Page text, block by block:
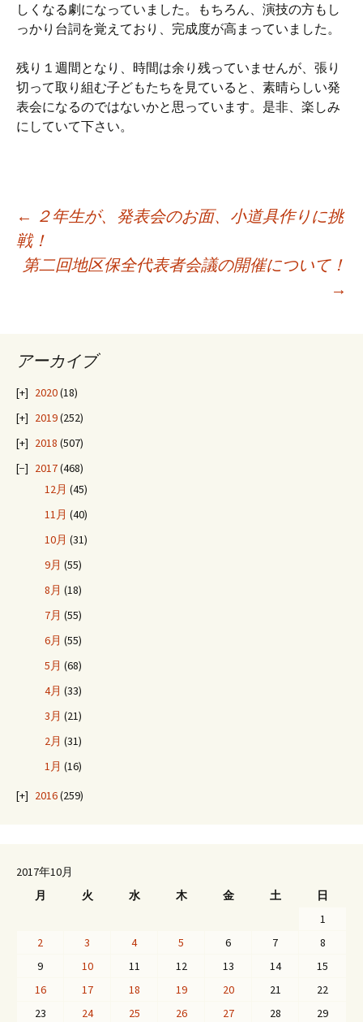
しくなる劇になっていました。もちろん、演技の方もし
っかり台詞を覚えており、完成度が高まっていました。
残り１週間となり、時間は余り残っていませんが、張り
切って取り組む子どもたちを見ていると、素晴らしい発
表会になるのではないかと思っています。是非、楽しみ
にしていて下さい。
投
稿
ビ
ゲ
ー
← ２年生が、発表会のお面、小道具作りに挑
戦！
第二回地区保全代表者会議の開催について！
→
アーカイブ
2020(18)
2019(252)
2018 (507)
2017(468)
12月 (45)
11月 (40)
10月 (31)
9月 (55)
8月 (18)
7月 (55)
6月 (55)
5月 (68)
4月 (33)
3月 (21)
2月 (31)
1月 (16)
2016(259)
2017年10月
月
火 水 木 金 土
日
1
2
3 4 5 6 7
8
9
10 11 12 13 14
15
16
17 18 19 20 21
22
23
24 25 26 27 28
29